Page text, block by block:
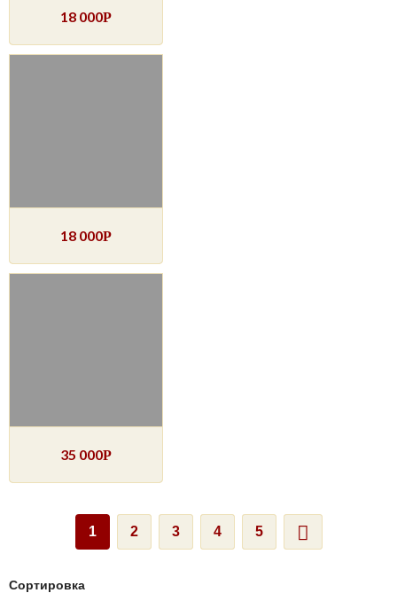
18 000Р
18 000Р
35 000Р
1 2 3 4 5
Сортировка